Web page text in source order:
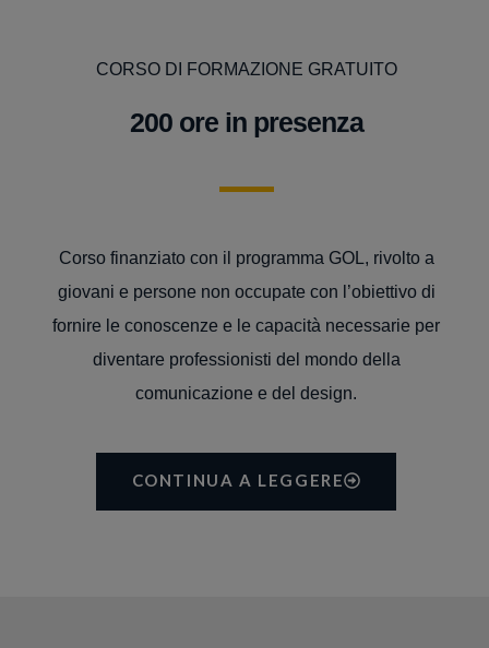
CORSO DI FORMAZIONE GRATUITO
200 ore in presenza
Corso finanziato con il programma GOL, rivolto a
giovani e persone non occupate con l’obiettivo di
fornire le conoscenze e le capacità necessarie per
diventare professionisti del mondo della
comunicazione e del design.
CONTINUA A LEGGERE